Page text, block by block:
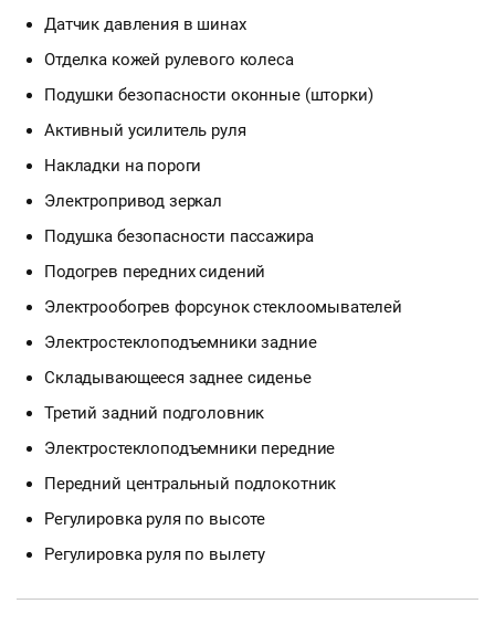
Датчик давления в шинах
Отделка кожей рулевого колеса
Подушки безопасности оконные (шторки)
Активный усилитель руля
Накладки на пороги
Электропривод зеркал
Подушка безопасности пассажира
Подогрев передних сидений
Электрообогрев форсунок стеклоомывателей
Электростеклоподъемники задние
Складывающееся заднее сиденье
Третий задний подголовник
Электростеклоподъемники передние
Передний центральный подлокотник
Регулировка руля по высоте
Регулировка руля по вылету